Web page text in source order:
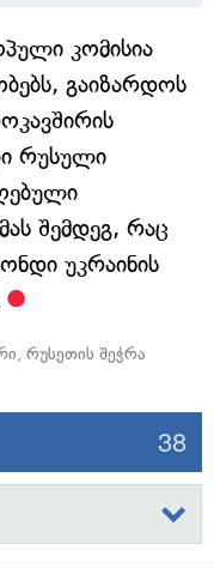
კომისია
გაიზარდოს
რუსული
შემდეგ, რაც
უკრაინის
, რუსეთის შეჭრა
38